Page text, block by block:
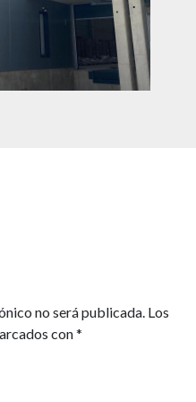
no será publicada. Los
con*